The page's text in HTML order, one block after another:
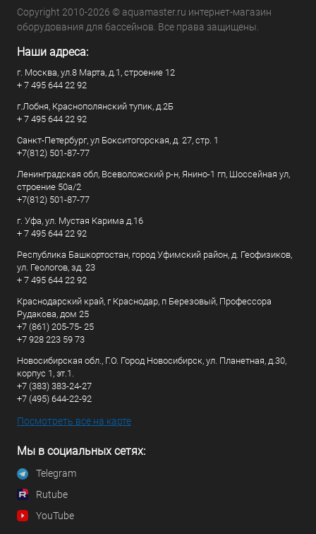
Copyright 2010-2026 © aquamaster.ru интернет-магазин
оборудования для бассейнов. Все права защищены.
Наши адреса:
г. Москва, ул.8 Марта, д.1, строение 12
+ 7 495 644 22 92
г.Лобня, Краснополянский тупик, д.2Б
+ 7 495 644 22 92
Санкт-Петербург, ул Бокситогорская, д. 27, стр. 1
+7(812) 501-87-77
Ленинградская обл, Всеволожский р-н, Янино-1 гп, Шоссейная ул,
строение 50а/2
+7(812) 501-87-77
г. Уфа, ул. Мустая Карима д.16
+ 7 495 644 22 92
Республика Башкортостан, город Уфимский район, д. Геофизиков,
ул. Геологов, зд. 23
+ 7 495 644 22 92
Краснодарский край, г Краснодар, п Березовый, Профессора
Рудакова, дом 25
+7 (861) 205-75- 25
+7 928 223 59 73
Новосибирская обл., Г.О. Город Новосибирск, ул. Планетная, д.30,
корпус 1, эт.1.
+7 (383) 383-24-27
+7 (495) 644-22-92
Посмотреть все на карте
Мы в социальных сетях:
Telegram
Rutube
YouTube